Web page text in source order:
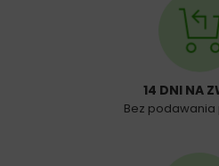
14 DNI NA
Bez podawania